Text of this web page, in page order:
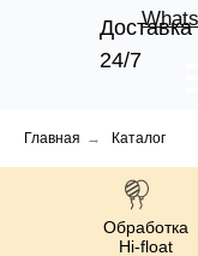
24/7
Главная → Каталог
Обработка
Hi-float